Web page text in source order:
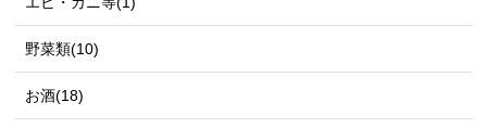
野菜類(10)
お酒(18)